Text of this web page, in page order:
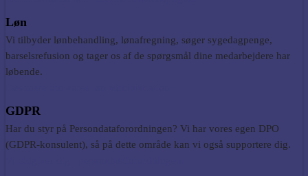
Løn
Vi tilbyder lønbehandling, lønafregning, søger sygedagpenge,
barselsrefusion og tager os af de spørgsmål dine medarbejdere har
løbende.
GDPR
Har du styr på Persondataforordningen? Vi har vores egen DPO
(GDPR-konsulent), så på dette område kan vi også supportere dig.